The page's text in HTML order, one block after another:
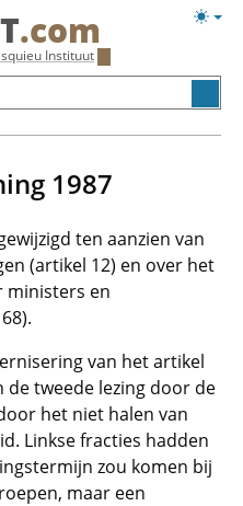
.com
Instituut
1987
ten aanzien van
(artikel 12) en over het
ministers en
van het artikel
tweede lezing door de
het niet halen van
Linkse fracties hadden
zou komen bij
maar een